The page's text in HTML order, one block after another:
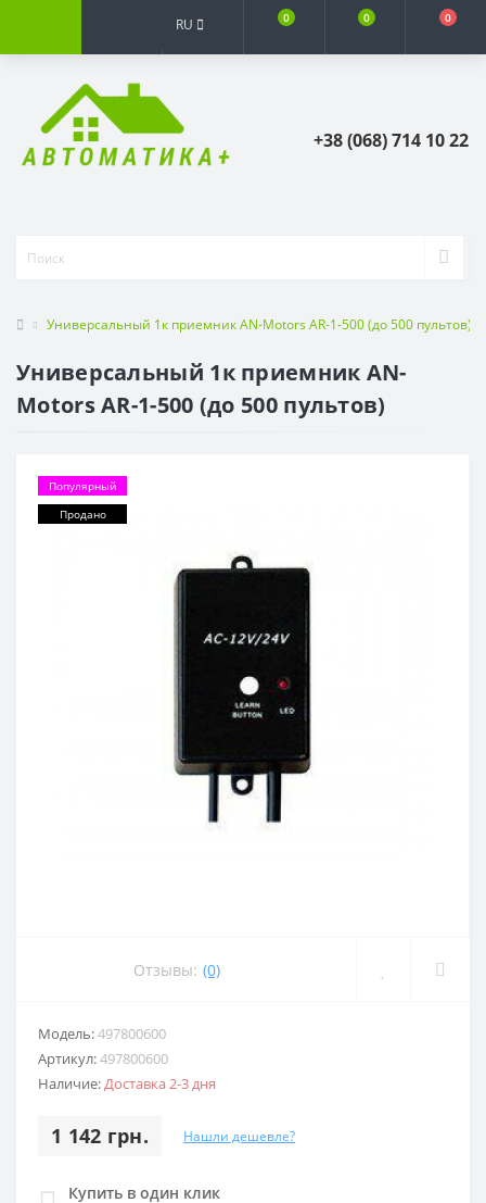
RU 0 0 0
+38 (068) 714 10 22
Универсальный 1к приемник AN-Motors AR-1-500 (до 500 пультов)
Универсальный 1к приемник AN-
Motors AR-1-500 (до 500 пультов)
Популярный
Продано
Отзывы: (0)
Модель:497800600
Артикул:497800600
Наличие:Доставка 2-3 дня
1 142 грн. Нашли дешевле?
Купить в один клик